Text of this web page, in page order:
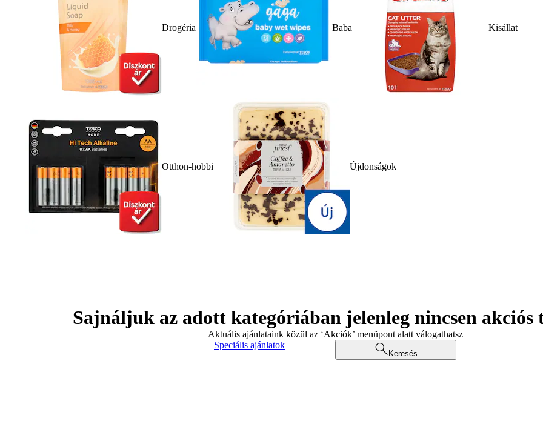
Drogéria Baba Kisállat
Otthon-hobbi Újdonságok
Sajnáljuk az adott kategóriában jelenleg nincsen akciós
Aktuális ajánlataink közül az ‘Akciók’ menüpont alatt válogathatsz
Speciális ajánlatok
Keresés